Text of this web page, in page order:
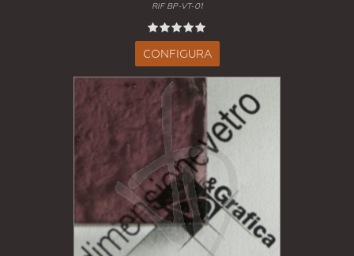
RIF BP-VT-01
CONFIGURA